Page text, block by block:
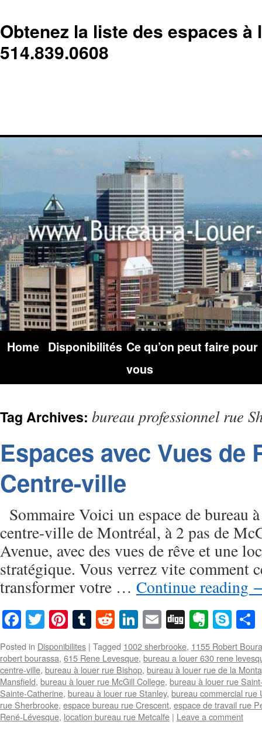
Obtenez la liste des espaces à
514.839.0608
Home Disponibilités Ce qu’on peut faire pour
vous
Tag Archives: bureau professionnel rue
Espaces avec Vues de
Centre-ville
Sommaire Voici un espace de bureau
centre-ville de Montréal, à 2 pas de
Avenue, avec des vues de rêve et une
stratégique. Vous verrez vite comment
transformer votre … Continue reading
Facebook
TwitterPinterest
Tumblr
RedditLinkedIn
EmailDigg
Posted in Disponibilites | Tagged 1002 sherbrooke, 1155 Robert
robert bourassa, 615 Rene Levesque, bureau a louer 630 rene
centre-ville, bureau à louer rue Bishop, bureau à louer rue de la
Mansfield, bureau à louer rue McGill College, bureau à louer rue
Sainte-Catherine, bureau à louer rue Stanley, bureau commercial rue
rue Sherbrooke, espace bureau rue Crescent, espace de travail rue
René-Lévesque, location bureau rue Metcalfe | Leave a comment